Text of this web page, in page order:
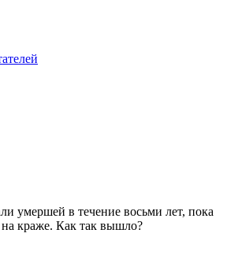
умершей в течение восьми лет, пока
на краже. Как так вышло?